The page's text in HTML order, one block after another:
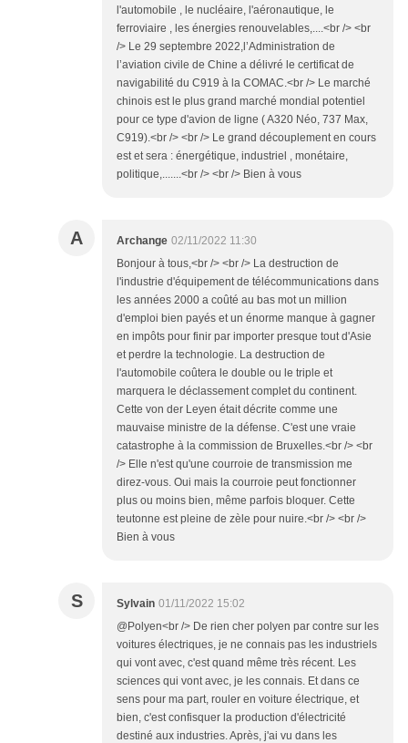
l'automobile , le nucléaire, l'aéronautique, le
ferroviaire , les énergies renouvelables,....<br /> <br
/> Le 29 septembre 2022,l’Administration de
l’aviation civile de Chine a délivré le certificat de
navigabilité du C919 à la COMAC.<br /> Le marché
chinois est le plus grand marché mondial potentiel
pour ce type d'avion de ligne ( A320 Néo, 737 Max,
C919).<br /> <br /> Le grand découplement en cours
est et sera : énergétique, industriel , monétaire,
politique,.......<br /> <br /> Bien à vous
A Archange 02/11/2022 11:30
Bonjour à tous,<br /> <br /> La destruction de
l'industrie d'équipement de télécommunications dans
les années 2000 a coûté au bas mot un million
d'emploi bien payés et un énorme manque à gagner
en impôts pour finir par importer presque tout d'Asie
et perdre la technologie. La destruction de
l'automobile coûtera le double ou le triple et
marquera le déclassement complet du continent.
Cette von der Leyen était décrite comme une
mauvaise ministre de la défense. C'est une vraie
catastrophe à la commission de Bruxelles.<br /> <br
/> Elle n'est qu'une courroie de transmission me
direz-vous. Oui mais la courroie peut fonctionner
plus ou moins bien, même parfois bloquer. Cette
teutonne est pleine de zèle pour nuire.<br /> <br />
Bien à vous
S Sylvain 01/11/2022 15:02
@Polyen<br /> De rien cher polyen par contre sur les
voitures électriques, je ne connais pas les industriels
qui vont avec, c'est quand même très récent. Les
sciences qui vont avec, je les connais. Et dans ce
sens pour ma part, rouler en voiture électrique, et
bien, c'est confisquer la production d'électricité
destiné aux industries. Après, j'ai vu dans les